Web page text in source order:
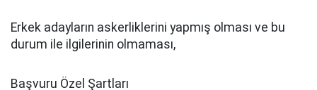
Erkek adayların askerliklerini yapmış olması ve bu
durum ile ilgilerinin olmaması,
Başvuru Özel Şartları